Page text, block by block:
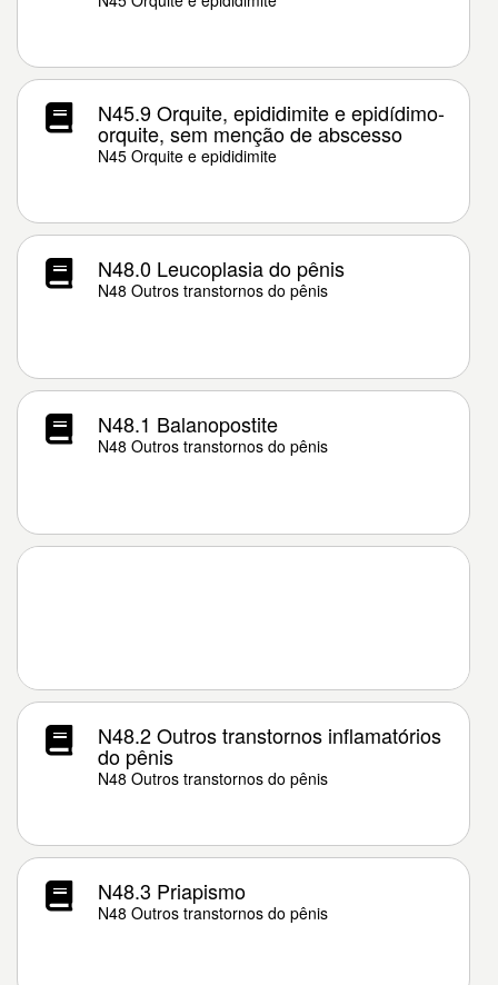
N45.9 Orquite, epididimite e epidídimo-
orquite, sem menção de abscesso
N45 Orquite e epididimite
N48.0 Leucoplasia do pênis
N48 Outros transtornos do pênis
N48.1 Balanopostite
N48 Outros transtornos do pênis
N48.2 Outros transtornos inflamatórios
do pênis
N48 Outros transtornos do pênis
N48.3 Priapismo
N48 Outros transtornos do pênis